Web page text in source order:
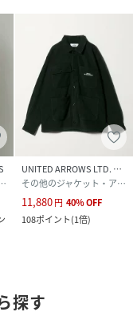
ークジャケット
UNITED ARROWS LTD. OUTLET
その他のジャケット・アウター
11,880円 40%OFF
108ポイント(1倍)
探す